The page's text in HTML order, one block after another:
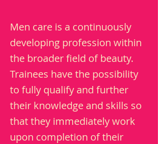
Men care is a continuously
developing profession within
the broader field of beauty.
Trainees have the possibility
to fully qualify and further
their knowledge and skills so
that they immediately work
upon completion of their